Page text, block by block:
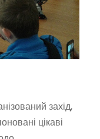
захід,
цікаві